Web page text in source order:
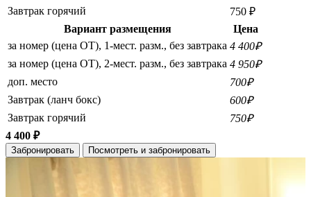
Завтрак горячий
750 ₽
Вариант размещения
Цена
за номер (цена ОТ), 1-мест. разм., без завтрака 4 400₽
за номер (цена ОТ), 2-мест. разм., без завтрака 4 950₽
доп. место
700₽
Завтрак (ланч бокс)
600₽
Завтрак горячий
750₽
4 400 ₽
Забронировать Посмотреть и забронировать